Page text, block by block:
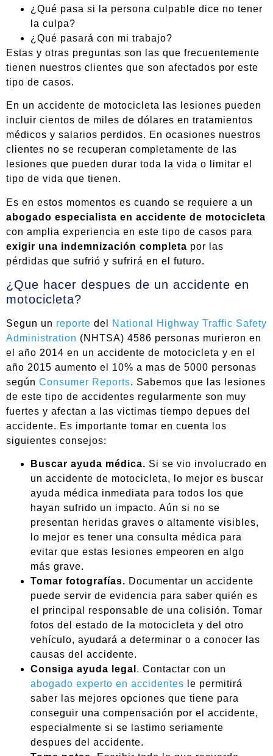
¿Qué pasa si la persona culpable dice no tener
la culpa?
¿Qué pasará con mi trabajo?
Estas y otras preguntas son las que frecuentemente
tienen nuestros clientes que son afectados por este
tipo de casos.
En un accidente de motocicleta las lesiones pueden
incluir cientos de miles de dólares en tratamientos
médicos y salarios perdidos. En ocasiones nuestros
clientes no se recuperan completamente de las
lesiones que pueden durar toda la vida o limitar el
tipo de vida que tienen.
Es en estos momentos es cuando se requiere a un
abogado especialista en accidente de motocicleta
con amplia experiencia en este tipo de casos para
exigir una indemnización completa por las
pérdidas que sufrió y sufrirá en el futuro.
¿Que hacer despues de un accidente en
motocicleta?
Segun un reporte del
National Highway Traffic Safety
Administration (NHTSA) 4586 personas murieron en
el año 2014 en un accidente de motocicleta y en el
año 2015 aumento el 10% a mas de 5000 personas
según Consumer Reports. Sabemos que las lesiones
de este tipo de accidentes regularmente son muy
fuertes y afectan a las victimas tiempo depues del
accidente. Es importante tomar en cuenta los
siguientes consejos:
Buscar ayuda médica. Si se vio involucrado en
un accidente de motocicleta, lo mejor es buscar
ayuda médica inmediata para todos los que
hayan sufrido un impacto. Aún si no se
presentan heridas graves o altamente visibles,
lo mejor es tener una consulta médica para
evitar que estas lesiones empeoren en algo
más grave.
Tomar fotografías. Documentar un accidente
puede servir de evidencia para saber quién es
el principal responsable de una colisión. Tomar
fotos del estado de la motocicleta y del otro
vehículo, ayudará a determinar o a conocer las
causas del accidente.
Consiga ayuda legal . Contactar con un
abogado experto en accidentes le permitirá
saber las mejores opciones que tiene para
conseguir una compensación por el accidente,
especialmente si se lastimo seriamente
despues del accidente.